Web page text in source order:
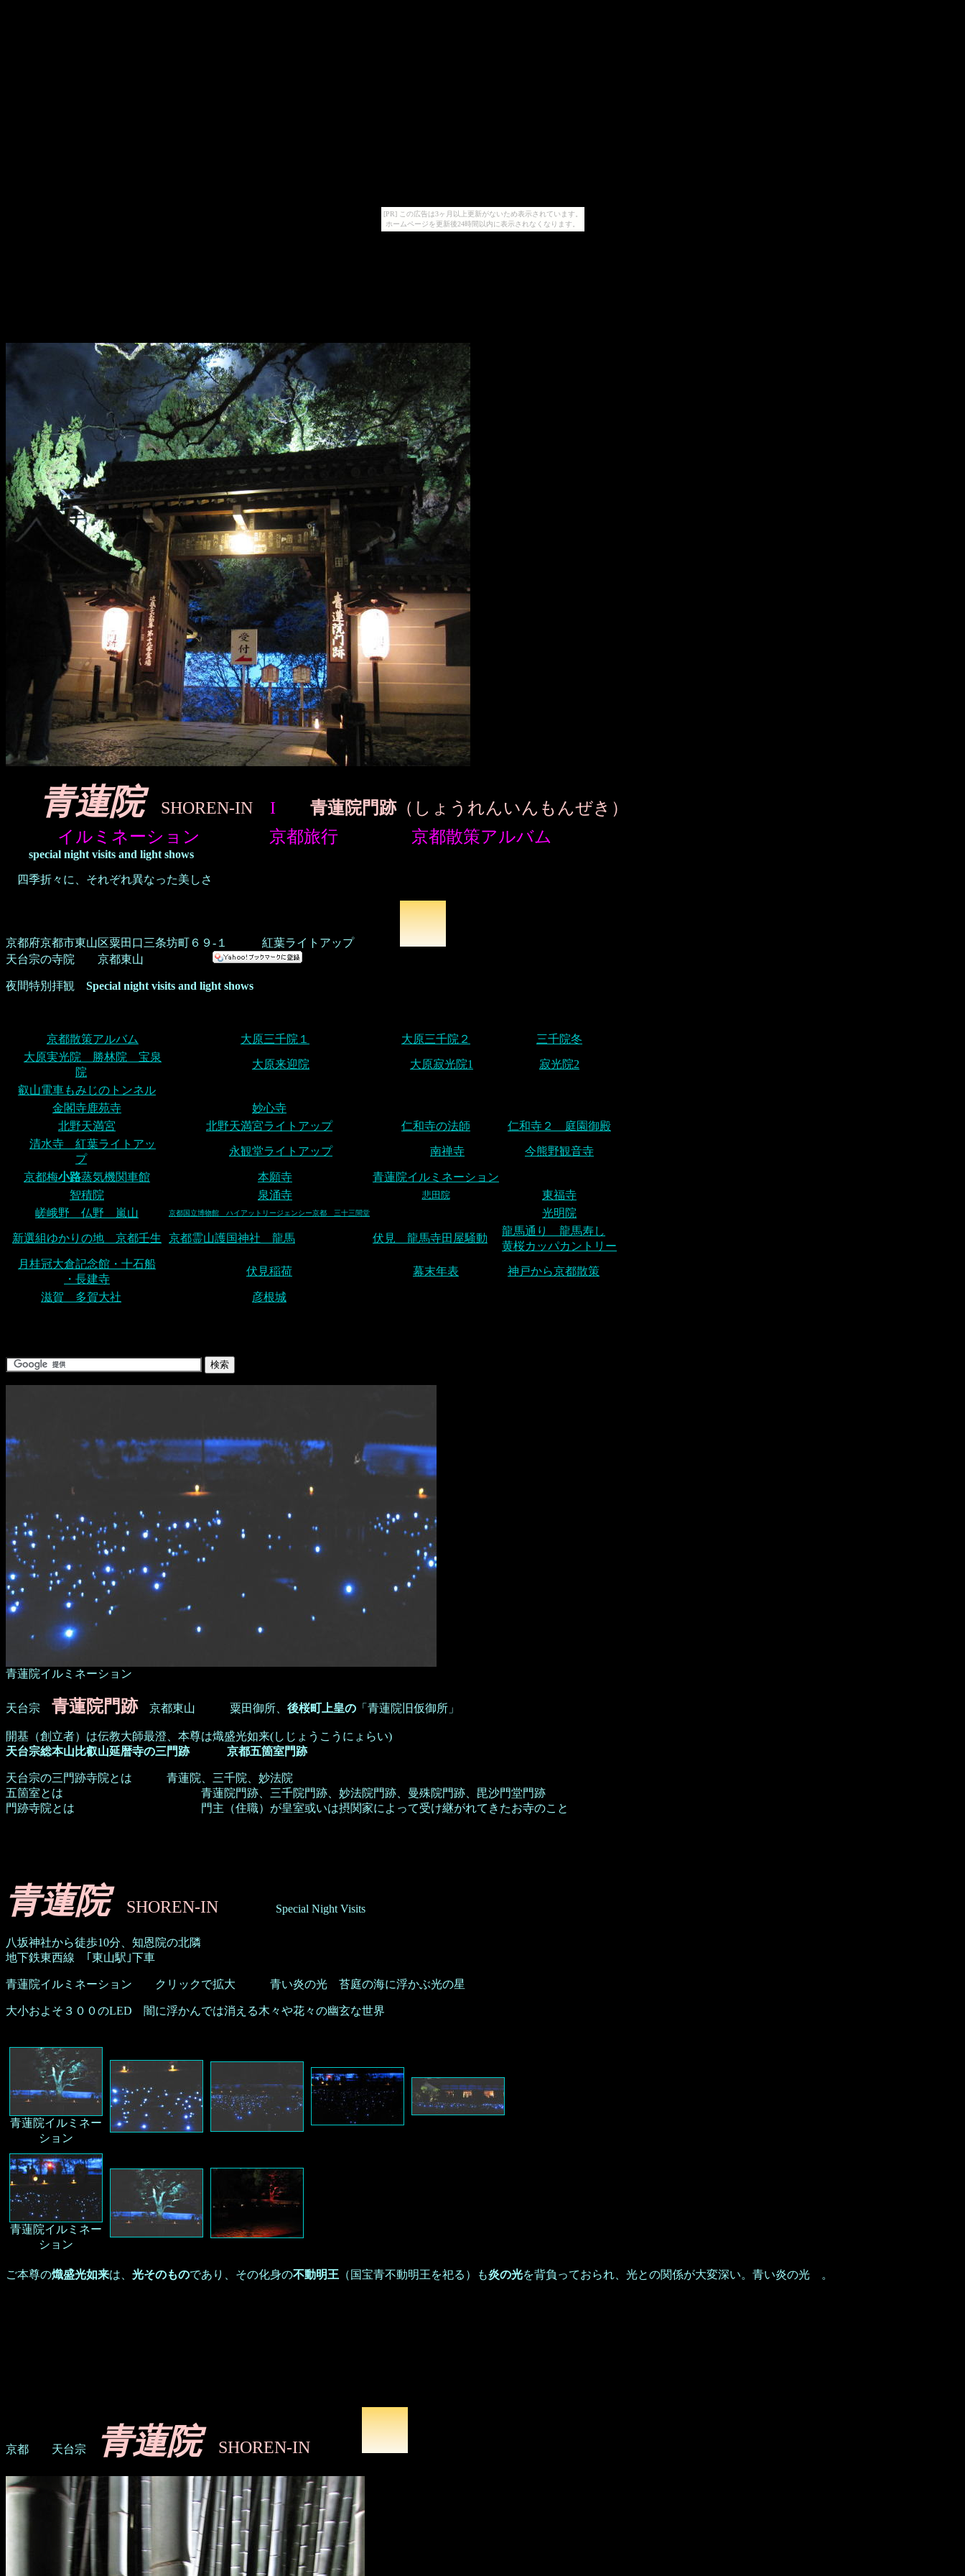
[PR] この広告は3ヶ月以上更新がないため表示されています。
ホームページを更新後24時間以内に表示されなくなります。
青蓮院 SHOREN-IN I 青蓮院門跡（しょうれんいんもんぜき）
イルミネーション 京都旅行 京都散策アルバム
special night visits and light shows
四季折々に、それぞれ異なった美しさ
京都府京都市東山区粟田口三条坊町６９-１
紅葉ライトアップ
天台宗の寺院 京都東山
夜間特別拝観 Special night visits and light shows
京都散策アルバム 大原三千院１ 大原三千院２
三千院冬
大原実光院 勝林院 宝泉
院
大原来迎院 大原寂光院1 寂光院2
叡山電車もみじのトンネル
金閣寺鹿苑寺
妙心寺
北野天満宮
北野天満宮ライトアップ 仁和寺の法師
仁和寺２ 庭園御殿
清水寺 紅葉ライトアッ
プ
永観堂ライトアップ 南禅寺 今熊野観音寺
京都梅小路蒸気機関車館 本願寺
青蓮院イルミネーション
智積院
泉涌寺 悲田院
東福寺
嵯峨野 仏野 嵐山
京都国立博物館 ハイアットリージェンシー京都 三十三間堂 光明院
新選組ゆかりの地 京都壬生 京都霊山護国神社 龍馬 伏見 龍馬寺田屋騒動
龍馬通り 龍馬寿し
黄桜カッパカントリー
月桂冠大倉記念館・十石船
・長建寺
伏見稲荷 幕末年表 神戸から京都散策
滋賀 多賀大社 彦根城
青蓮院イルミネーション
天台宗 青蓮院門跡京都東山 粟田御所、 後桜町上皇の 「青蓮院旧仮御所」
開基（創立者）は伝教大師最澄、本尊は熾盛光如来(しじょうこうにょらい)
天台宗総本山比叡山延暦寺の三門跡 京都五箇室門跡
天台宗の三門跡寺院とは 青蓮院、三千院、妙法院
五箇室とは 青蓮院門跡、三千院門跡、妙法院門跡、曼殊院門跡、毘沙門堂門跡
門跡寺院とは 門主（住職）が皇室或いは摂関家によって受け継がれてきたお寺のこと
青蓮院 SHOREN-IN Special Night Visits
八坂神社から徒歩10分、知恩院の北隣
地下鉄東西線 ｢東山駅｣下車
青蓮院イルミネーション クリックで拡大 青い炎の光 苔庭の海に浮かぶ光の星
大小およそ３００のLED 闇に浮かんでは消える木々や花々の幽玄な世界
青蓮院イルミネー
ション
青蓮院イルミネー
ション
ご本尊の熾盛光如来は、 光そのものであり、その化身の不動明王 （国宝青不動明王を祀る）も炎の光を背負っておられ、光との関係が大変深い。青い炎の光 。
京都 天台宗 青蓮院 SHOREN-IN